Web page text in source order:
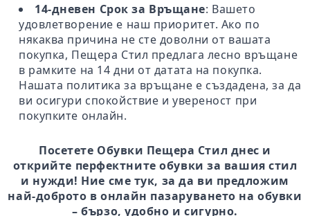
14-дневен Срок за Връщане: Вашето
удовлетворение е наш приоритет. Ако по
някаква причина не сте доволни от вашата
покупка, Пещера Стил предлага лесно връщане
в рамките на 14 дни от датата на покупка.
Нашата политика за връщане е създадена, за да
ви осигури спокойствие и увереност при
покупките онлайн.
Посетете Обувки Пещера Стил днес и
открийте перфектните обувки за вашия стил
и нужди! Ние сме тук, за да ви предложим
най-доброто в онлайн пазаруването на обувки
– бързо, удобно и сигурно.